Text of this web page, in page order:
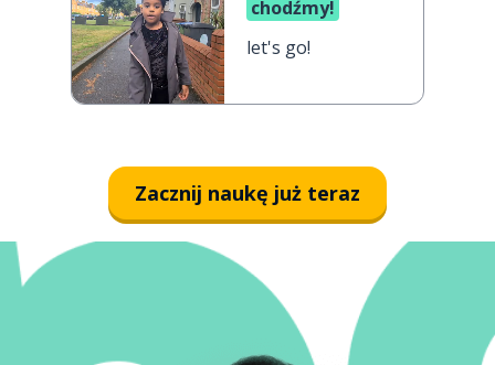
chodźmy!
let's go!
Zacznij naukę już teraz